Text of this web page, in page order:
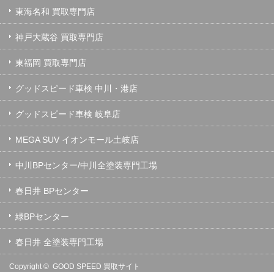
東海名和 買取専門店
神戸大蔵谷 買取専門店
東福岡 買取専門店
グッドスピード車検 中川・港店
グッドスピード車検 岐阜店
MEGA SUV イオンモール土岐店
中川BPセンター/中川全塗装専門工場
春日井 BPセンター
緑BPセンター
春日井 全塗装専門工場
Copyright © GOOD SPEED 買取サイト